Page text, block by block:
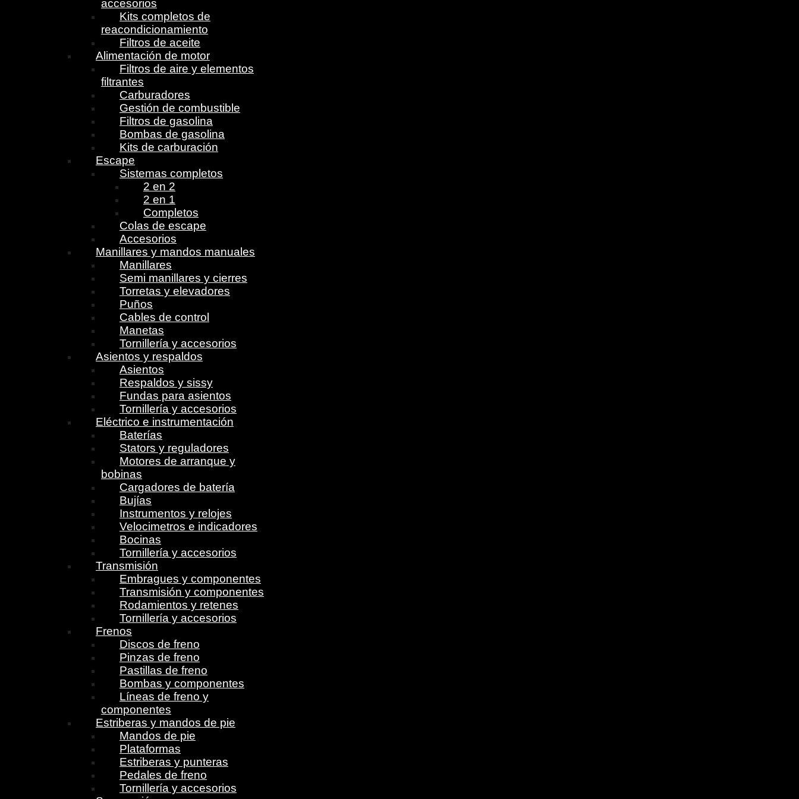
accesorios
Kits completos de
reacondicionamiento
Filtros de aceite
Alimentación de motor
Filtros de aire y elementos
filtrantes
Carburadores
Gestión de combustible
Filtros de gasolina
Bombas de gasolina
Kits de carburación
Escape
Sistemas completos
2 en 2
2 en 1
Completos
Colas de escape
Accesorios
Manillares y mandos manuales
Manillares
Semi manillares y cierres
Torretas y elevadores
Puños
Cables de control
Manetas
Tornillería y accesorios
Asientos y respaldos
Asientos
Respaldos y sissy
Fundas para asientos
Tornillería y accesorios
Eléctrico e instrumentación
Baterías
Stators y reguladores
Motores de arranque y
bobinas
Cargadores de batería
Bujías
Instrumentos y relojes
Velocimetros e indicadores
Bocinas
Tornillería y accesorios
Transmisión
Embragues y componentes
Transmisión y componentes
Rodamientos y retenes
Tornillería y accesorios
Frenos
Discos de freno
Pinzas de freno
Pastillas de freno
Bombas y componentes
Líneas de freno y
componentes
Estriberas y mandos de pie
Mandos de pie
Plataformas
Estriberas y punteras
Pedales de freno
Tornillería y accesorios